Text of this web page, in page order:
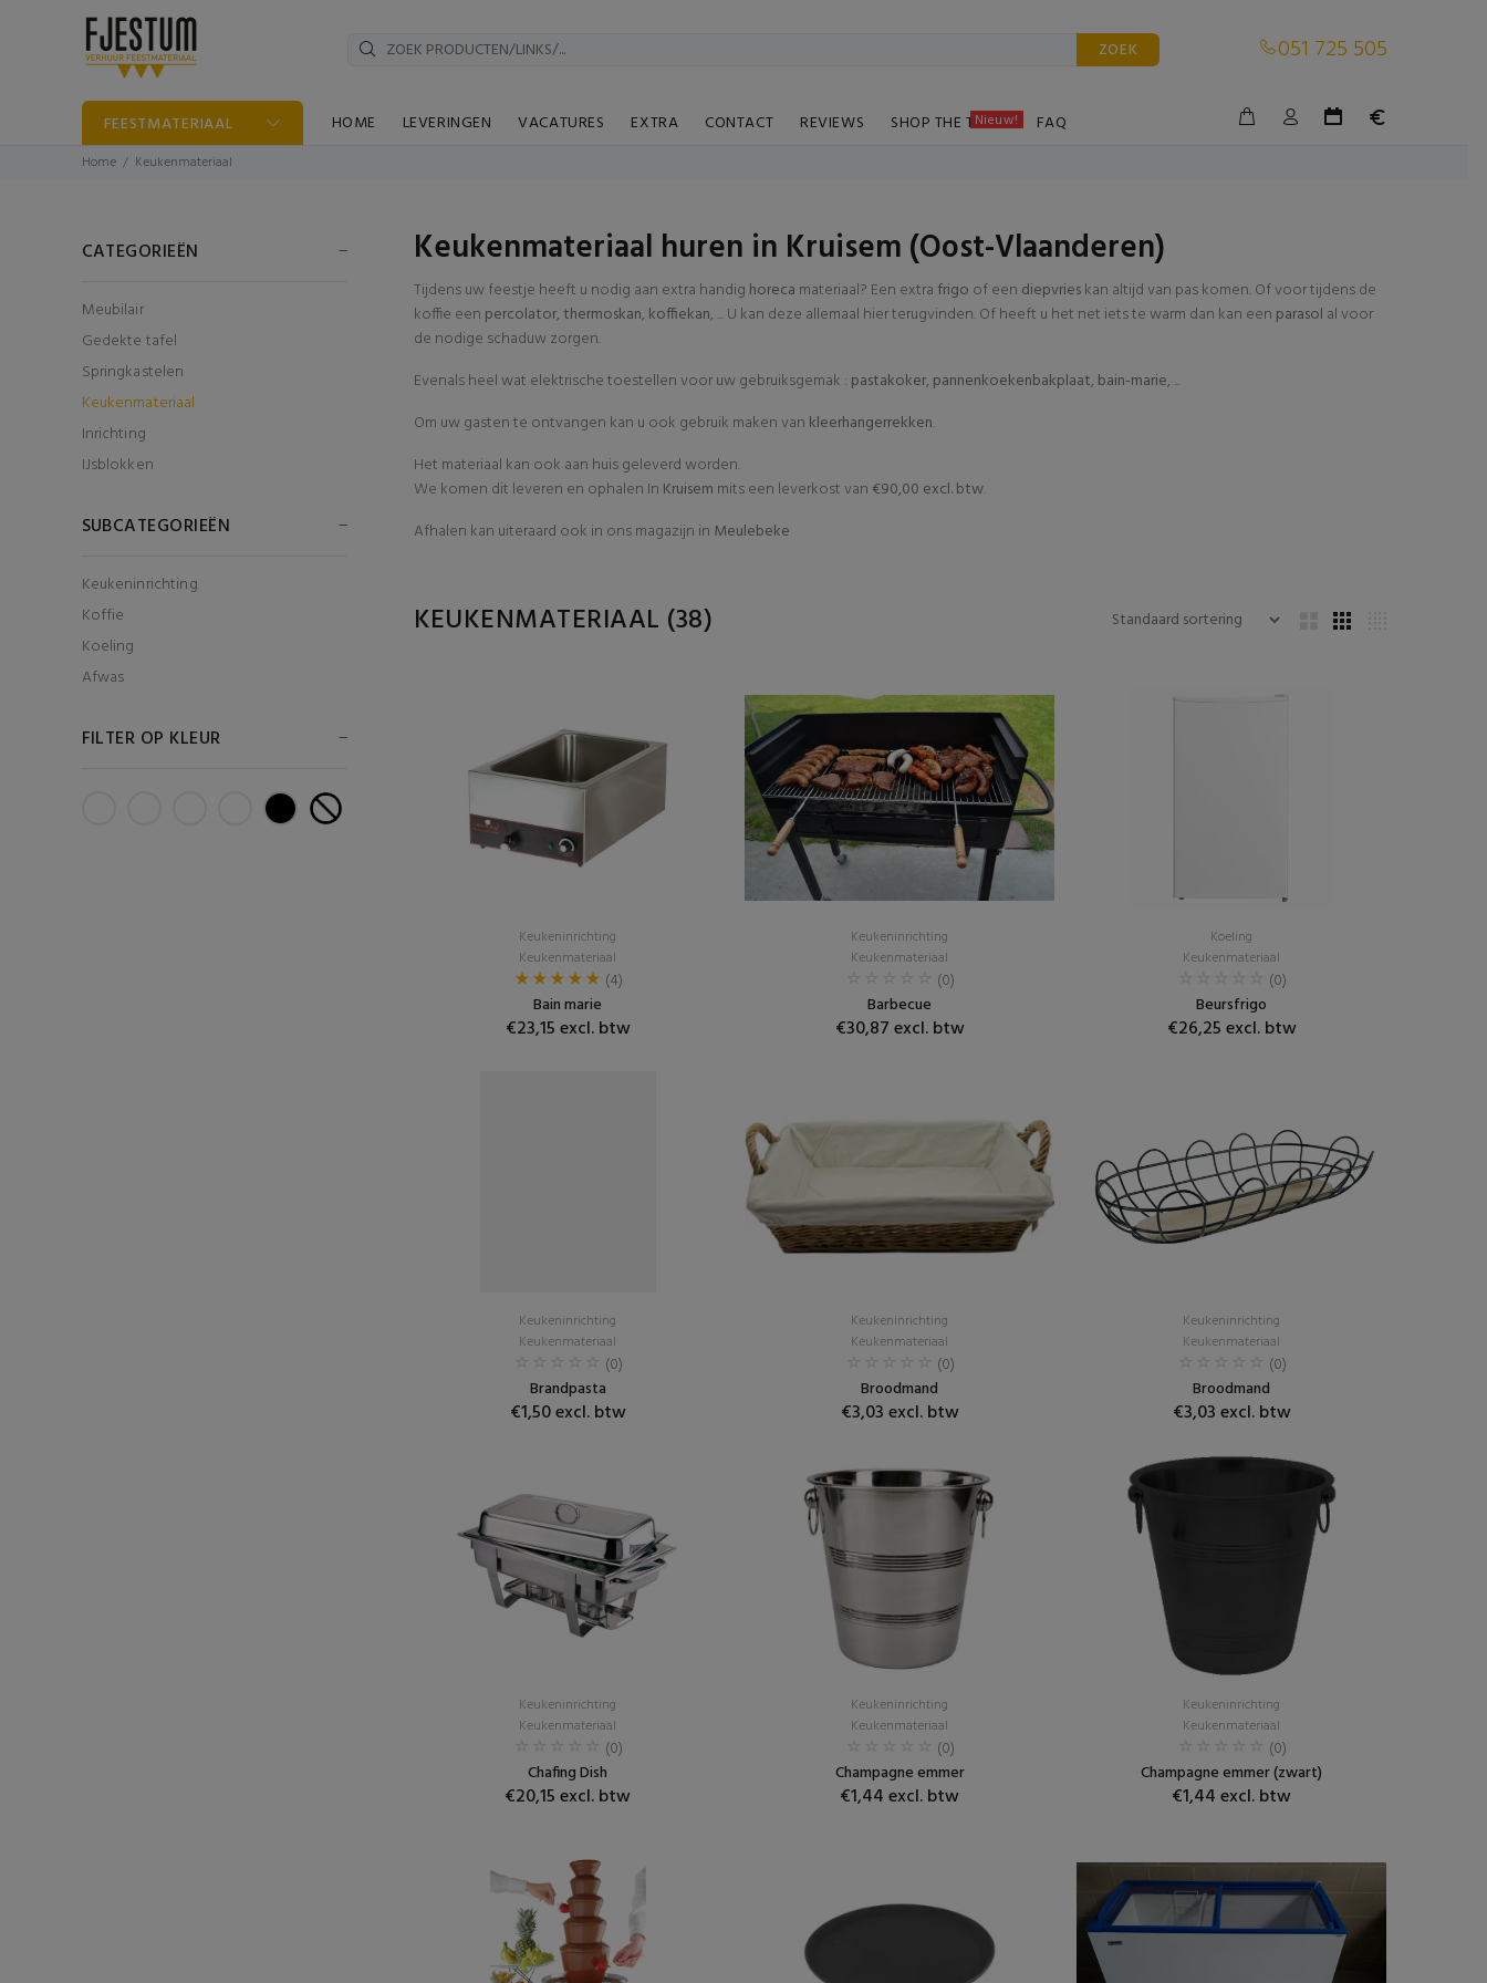
ZOEK 051 725 505
FEESTMATERIAAL HOME LEVERINGEN VACATURES EXTRA CONTACT REVIEWS SHOP THE TABLE
Nieuw! FAQ
Home Keukenmateriaal
CATEGORIEËN
Meubilair
Gedekte tafel
Springkastelen
Keukenmateriaal
Inrichting
IJsblokken
SUBCATEGORIEËN
Keukeninrichting
Koffie
Koeling
Afwas
FILTER OP KLEUR
Keukenmateriaal huren in Kruisem (Oost-Vlaanderen)
Tijdens uw feestje heeft u nodig aan extra handig horeca materiaal? Een extrafrigo of een diepvrieskan altijd van pas komen. Of voor tijdens de
koffie een percolator, thermoskan, koffiekan, ... U kan deze allemaal hier terugvinden. Of heeft u het net iets te warm dan kan een parasol al voor
de nodige schaduw zorgen.
Evenals heel wat elektrische toestellen voor uw gebruiksgemak : pastakoker, pannenkoekenbakplaat, bain-marie, ...
Om uw gasten te ontvangen kan u ook gebruik maken van kleerhangerrekken.
Het materiaal kan ook aan huis geleverd worden.
We komen dit leveren en ophalen In Kruisem mits een leverkost van€90,00 excl. btw.
Afhalen kan uiteraard ook in ons magazijn in Meulebeke
KEUKENMATERIAAL (38)
Keukeninrichting
Keukenmateriaal
(4)
Bain marie
€23,15 excl. btw
Keukeninrichting
Keukenmateriaal
(0)
Barbecue
€30,87 excl. btw
Koeling
Keukenmateriaal
(0)
Beursfrigo
€26,25 excl. btw
Keukeninrichting
Keukenmateriaal
(0)
Brandpasta
€1,50 excl. btw
Keukeninrichting
Keukenmateriaal
(0)
Broodmand
€3,03 excl. btw
Keukeninrichting
Keukenmateriaal
(0)
Broodmand
€3,03 excl. btw
Keukeninrichting
Keukenmateriaal
(0)
Chafing Dish
€20,15 excl. btw
Keukeninrichting
Keukenmateriaal
(0)
Champagne emmer
€1,44 excl. btw
Keukeninrichting
Keukenmateriaal
(0)
Champagne emmer (zwart)
€1,44 excl. btw